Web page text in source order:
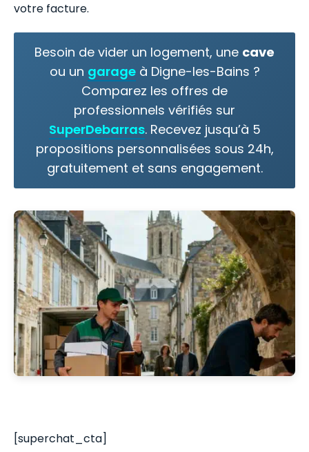
votre facture.
Besoin de vider un logement, une cave
ou un garageà Digne-les-Bains ?
Comparez les offres de
professionnels vérifiés sur
SuperDebarras. Recevez jusqu’à 5
propositions personnalisées sous 24h,
gratuitement et sans engagement.
[superchat_cta]